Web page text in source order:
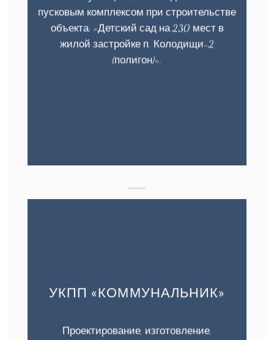
пусковым комплексом при строительстве
объекта: «Детский сад на 230 мест в
жилой застройке п. Колодищи-2
(полигон)».
УКПП «КОММУНАЛЬНИК»
Проектирование, изготовление,